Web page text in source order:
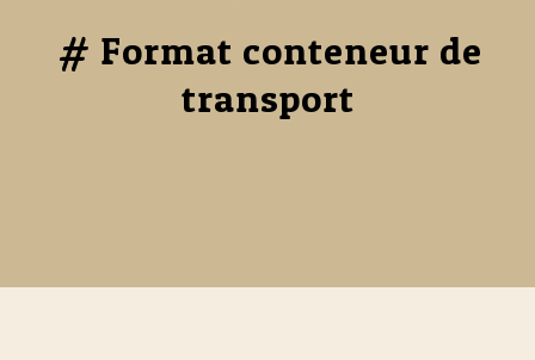
# Format conteneur de
transport